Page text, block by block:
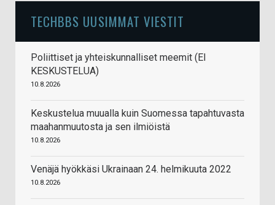
TECHBBS UUSIMMAT VIESTIT
Poliittiset ja yhteiskunnalliset meemit (EI
KESKUSTELUA)
10.8.2026
Keskustelua muualla kuin Suomessa tapahtuvasta
maahanmuutosta ja sen ilmiöistä
10.8.2026
Venäjä hyökkäsi Ukrainaan 24. helmikuuta 2022
10.8.2026